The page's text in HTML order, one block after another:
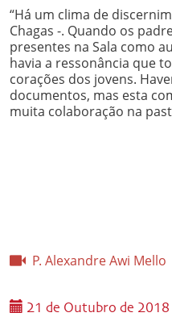
“Há um clima de
Chagas -. Quando os
presentes na Sala como
havia a ressonância que
corações dos jovens.
documentos, mas esta
muita colaboração na
P. Alexandre Awi Mello
21 de Outubro de 2018